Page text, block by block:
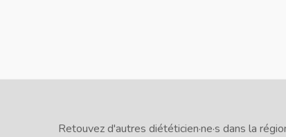
Retouvez d'autres diététicien·ne·s dans la